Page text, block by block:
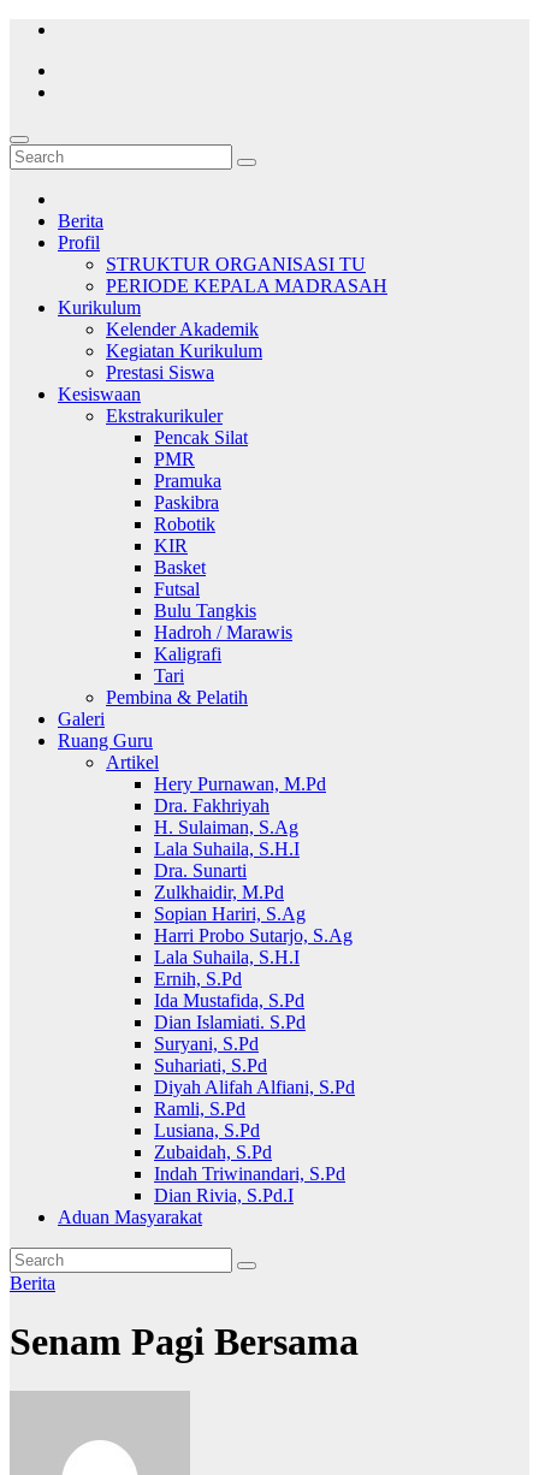
Skip
content
Berita
Profil
STRUKTUR ORGANISASI TU
PERIODE KEPALA MADRASAH
Kurikulum
Kelender Akademik
Kegiatan Kurikulum
Prestasi Siswa
Kesiswaan
Ekstrakurikuler
Pencak Silat
PMR
Pramuka
Paskibra
Robotik
KIR
Basket
Futsal
Bulu Tangkis
Hadroh / Marawis
Kaligrafi
Tari
Pembina & Pelatih
Galeri
Ruang Guru
Artikel
Hery Purnawan, M.Pd
Dra. Fakhriyah
H. Sulaiman, S.Ag
Lala Suhaila, S.H.I
Dra. Sunarti
Zulkhaidir, M.Pd
Sopian Hariri, S.Ag
Harri Probo Sutarjo, S.Ag
Lala Suhaila, S.H.I
Ernih, S.Pd
Ida Mustafida, S.Pd
Dian Islamiati. S.Pd
Suryani, S.Pd
Suhariati, S.Pd
Diyah Alifah Alfiani, S.Pd
Ramli, S.Pd
Lusiana, S.Pd
Zubaidah, S.Pd
Indah Triwinandari, S.Pd
Dian Rivia, S.Pd.I
Aduan Masyarakat
Berita
Senam Pagi Bersama